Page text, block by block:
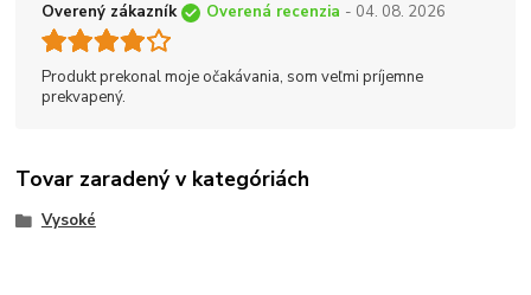
Overený zákazník Overená recenzia - 04. 08. 2026
Produkt prekonal moje očakávania, som veľmi príjemne
prekvapený.
Tovar zaradený v kategóriách
Vysoké